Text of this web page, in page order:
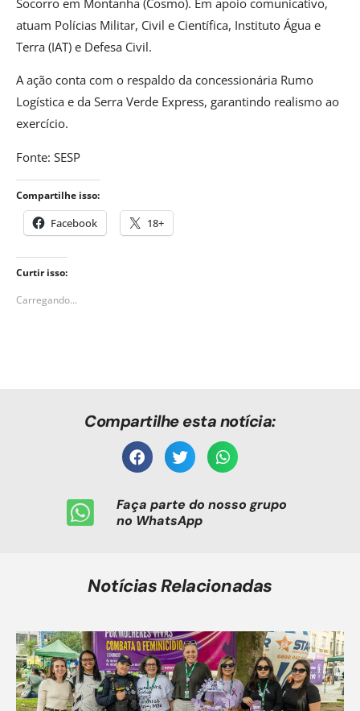
Socorro em Montanha (Cosmo). Em apoio comunicativo,
atuam Polícias Militar, Civil e Científica, Instituto Água e
Terra (IAT) e Defesa Civil.
A ação conta com o respaldo da concessionária Rumo
Logística e da Serra Verde Express, garantindo realismo ao
exercício.
Fonte: SESP
Compartilhe isso:
Facebook 18+
Curtir isso:
Carregando...
Compartilhe esta notícia:
Faça parte do nosso grupo
no WhatsApp
Notícias Relacionadas